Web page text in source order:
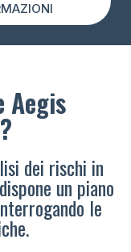
Aegis
dei rischi in
un piano
le